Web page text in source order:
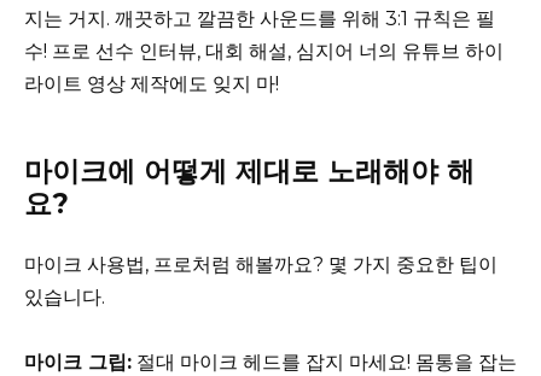
지는 거지. 깨끗하고 깔끔한 사운드를 위해 3:1 규칙은 필
수! 프로 선수 인터뷰, 대회 해설, 심지어 너의 유튜브 하이
라이트 영상 제작에도 잊지 마!
마이크에 어떻게 제대로 노래해야 해
요?
마이크 사용법, 프로처럼 해볼까요? 몇 가지 중요한 팁이
있습니다.
마이크 그립: 절대 마이크 헤드를 잡지 마세요! 몸통을 잡는